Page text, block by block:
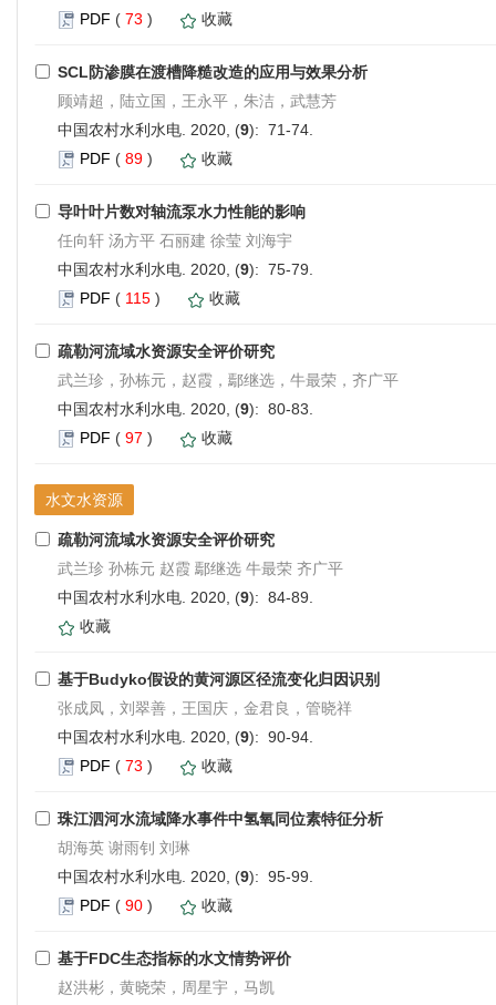
PDF ( 73 ) 收藏
SCL防渗膜在渡槽降糙改造的应用与效果分析
顾靖超，陆立国，王永平，朱洁，武慧芳
中国农村水利水电. 2020, (9): 71-74.
PDF ( 89 ) 收藏
导叶叶片数对轴流泵水力性能的影响
任向轩 汤方平 石丽建 徐莹 刘海宇
中国农村水利水电. 2020, (9): 75-79.
PDF ( 115 ) 收藏
疏勒河流域水资源安全评价研究
武兰珍，孙栋元，赵霞，鄢继选，牛最荣，齐广平
中国农村水利水电. 2020, (9): 80-83.
PDF ( 97 ) 收藏
水文水资源
疏勒河流域水资源安全评价研究
武兰珍 孙栋元 赵霞 鄢继选 牛最荣 齐广平
中国农村水利水电. 2020, (9): 84-89.
收藏
基于Budyko假设的黄河源区径流变化归因识别
张成凤，刘翠善，王国庆，金君良，管晓祥
中国农村水利水电. 2020, (9): 90-94.
PDF ( 73 ) 收藏
珠江泗河水流域降水事件中氢氧同位素特征分析
胡海英 谢雨钊 刘琳
中国农村水利水电. 2020, (9): 95-99.
PDF ( 90 ) 收藏
基于FDC生态指标的水文情势评价
赵洪彬，黄晓荣，周星宇，马凯